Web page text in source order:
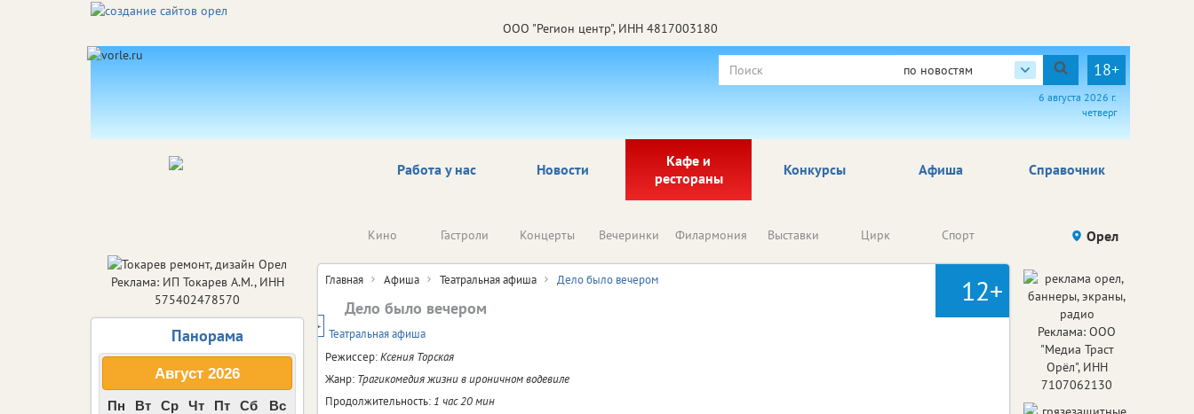
ООО "Регион центр", ИНН 4817003180
по новостям 18+
6 августа 2026 г.
четверг
Работа у нас Новости
Кафе и
рестораны
Афиша Справочник
Конкурсы
Кино Гастроли Концерты Вечеринки Филармония Выставки Цирк Спорт конкурсов
Орел
12+
Главная Афиша Театральная афиша Дело было вечером
Дело было вечером
12+
Театральная афиша
Режиссер:Ксения Торская
Жанр: Трагикомедия жизни в ироничном водевиле
Продолжительность: 1 час 20 мин
Реклама: ИП Токарев А.М., ИНН
575402478570
Панорама
Август 2026
Пн Вт Ср Чт Пт Сб
Вс
Реклама: ООО
"Медиа Траст
Орёл", ИНН
7107062130